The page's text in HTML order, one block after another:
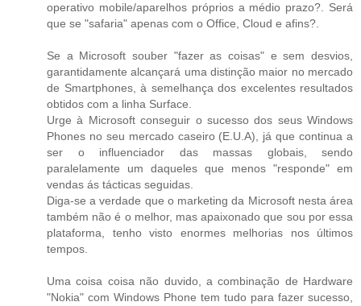
operativo mobile/aparelhos próprios a médio prazo?. Será
que se "safaria" apenas com o Office, Cloud e afins?.
Se a Microsoft souber "fazer as coisas" e sem desvios,
garantidamente alcançará uma distinção maior no mercado
de Smartphones, à semelhança dos excelentes resultados
obtidos com a linha Surface.
Urge à Microsoft conseguir o sucesso dos seus Windows
Phones no seu mercado caseiro (E.U.A), já que continua a
ser o influenciador das massas globais, sendo
paralelamente um daqueles que menos "responde" em
vendas ás tácticas seguidas.
Diga-se a verdade que o marketing da Microsoft nesta área
também não é o melhor, mas apaixonado que sou por essa
plataforma, tenho visto enormes melhorias nos últimos
tempos.
Uma coisa coisa não duvido, a combinação de Hardware
"Nokia" com Windows Phone tem tudo para fazer sucesso,